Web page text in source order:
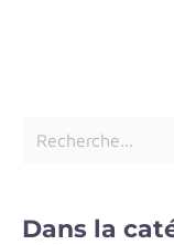
Dans la